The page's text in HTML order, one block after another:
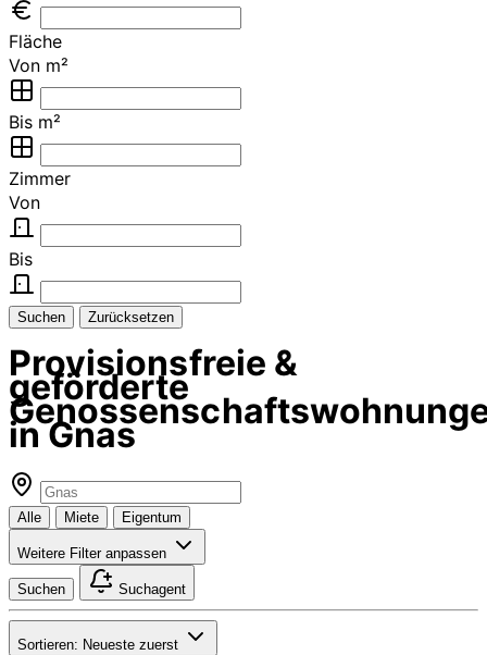
Fläche
Von m²
Bis m²
Zimmer
Von
Bis
Suchen Zurücksetzen
Provisionsfreie &
geförderte
in Gnas
Alle Miete Eigentum
Weitere Filter anpassen
Suchen Suchagent
Sortieren: Neueste zuerst